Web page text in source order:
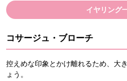
イヤリング
コサージュ・ブローチ
控えめな印象とかけ離れるため、大
ょう。